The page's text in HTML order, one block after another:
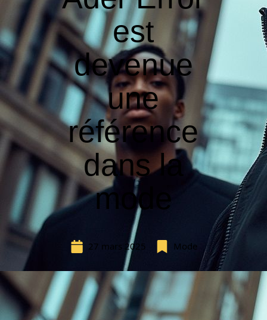
est
devenue
une
référence
dans la
mode
27 mars 2025 Mode